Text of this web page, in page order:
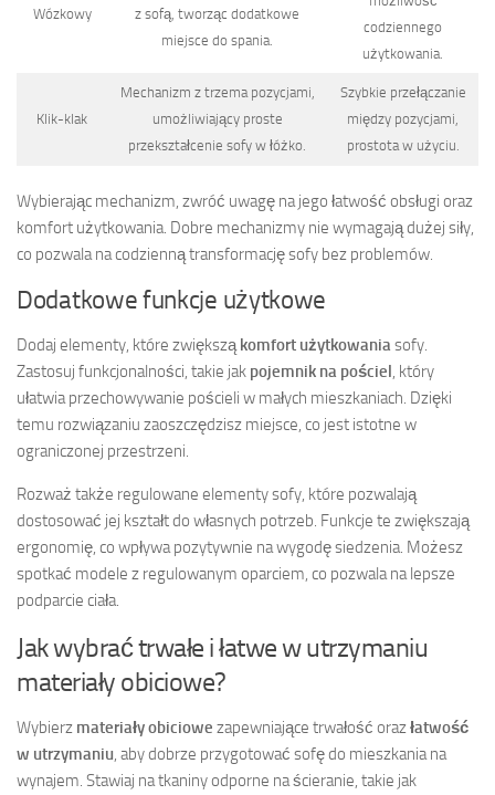
Wózkowy
z sofą, tworząc dodatkowe
miejsce do spania.
codziennego
użytkowania.
Klik-klak
Mechanizm z trzema pozycjami,
umożliwiający proste
przekształcenie sofy w łóżko.
Szybkie przełączanie
między pozycjami,
prostota w użyciu.
Wybierając mechanizm, zwróć uwagę na jego łatwość obsługi oraz
komfort użytkowania. Dobre mechanizmy nie wymagają dużej siły,
co pozwala na codzienną transformację sofy bez problemów.
Dodatkowe funkcje użytkowe
Dodaj elementy, które zwiększąkomfort użytkowaniasofy.
Zastosuj funkcjonalności, takie jak pojemnik na pościel, który
ułatwia przechowywanie pościeli w małych mieszkaniach. Dzięki
temu rozwiązaniu zaoszczędzisz miejsce, co jest istotne w
ograniczonej przestrzeni.
Rozważ także regulowane elementy sofy, które pozwalają
dostosować jej kształt do własnych potrzeb. Funkcje te zwiększają
ergonomię, co wpływa pozytywnie na wygodę siedzenia. Możesz
spotkać modele z regulowanym oparciem, co pozwala na lepsze
podparcie ciała.
Jak wybrać trwałe i łatwe w utrzymaniu
materiały obiciowe?
Wybierz materiały obiciowe zapewniające trwałość orazłatwość
w utrzymaniu, aby dobrze przygotować sofę do mieszkania na
wynajem. Stawiaj na tkaniny odporne na ścieranie, takie jak